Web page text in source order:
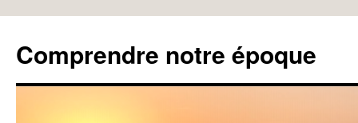
contenu
Comprendre notre époque